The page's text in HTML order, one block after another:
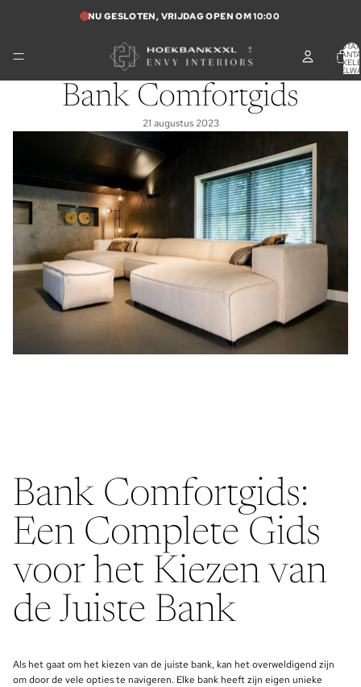
NU GESLOTEN, VRIJDAG OPEN OM 10:00
Bank Comfortgids
21 augustus 2023
Bank Comfortgids:
Een Complete Gids
voor het Kiezen van
de Juiste Bank
Als het gaat om het kiezen van de juiste bank, kan het overweldigend zijn
om door de vele opties te navigeren. Elke bank heeft zijn eigen unieke